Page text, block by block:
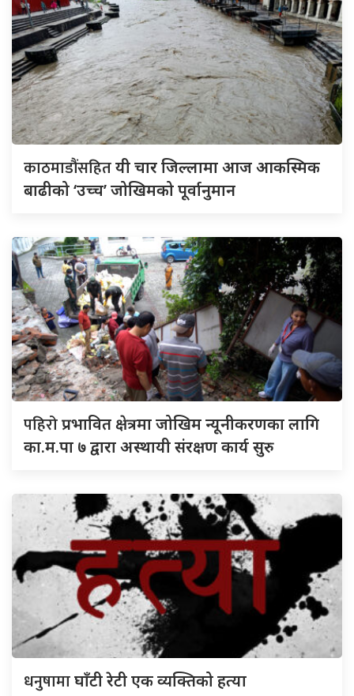
काठमाडौंसहितयी चार जिल्लामा आज आकस्मिक
बाढीको ‘उच्च’ जोखिमको पूर्वानुमान
पहिरोप्रभावित क्षेत्रमा जोखिम न्यूनीकरणका लागि
का.म.पा ७ द्वारा अस्थायी संरक्षण कार्य सुरु
धनुषामाघाँटी रेटी एक व्यक्तिको हत्या